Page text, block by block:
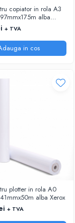
copiator in rola A3
alba
+ TVA
in cos
plotter in rola A0
alba Xerox
+ TVA